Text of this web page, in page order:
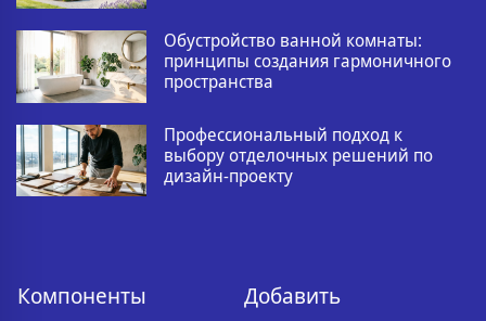
Обустройство ванной комнаты:
принципы создания гармоничного
пространства
Профессиональный подход к
выбору отделочных решений по
дизайн-проекту
Компоненты Добавить